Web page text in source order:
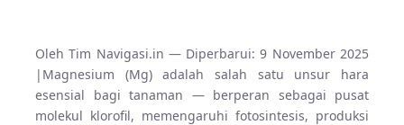
Oleh Tim Navigasi.in — Diperbarui:9 November 2025
| Magnesium (Mg) adalah salah satu unsur hara
esensial bagi tanaman — berperan sebagai pusat
molekul klorofil, memengaruhi fotosintesis, produksi